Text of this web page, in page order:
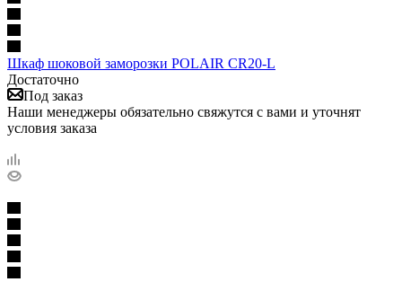
Шкаф шоковой заморозки POLAIR CR20-L
Достаточно
Под заказ
Наши менеджеры обязательно свяжутся с вами и уточнят
условия заказа